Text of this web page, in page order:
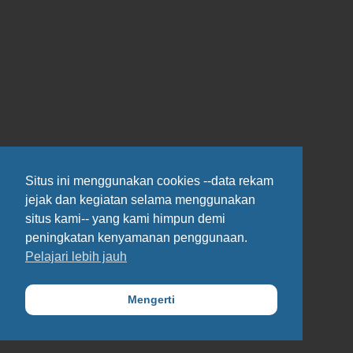
Situs ini menggunakan cookies --data rekam
jejak dan kegiatan selama menggunakan
situs kami-- yang kami himpun demi
peningkatan kenyamanan penggunaan.
Pelajari lebih jauh
Mengerti